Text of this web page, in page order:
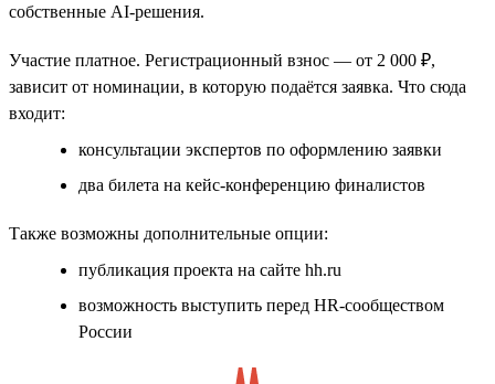
собственные AI-решения.
Участие платное. Регистрационный взнос — от 2 000 ₽,
зависит от номинации, в которую подаётся заявка. Что сюда
входит:
консультации экспертов по оформлению заявки
два билета на кейс-конференцию финалистов
Также возможны дополнительные опции:
публикация проекта на сайте hh.ru
возможность выступить перед HR-сообществом
России